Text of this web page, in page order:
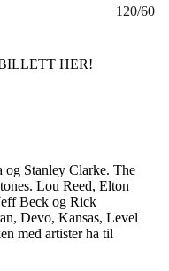
120/60
HER!
Stanley Clarke. The
Lou Reed, Elton
Beck og Rick
Devo, Kansas, Level
med artister ha til